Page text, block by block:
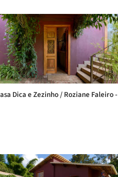
Dica e Zezinho / Roziane Faleiro -